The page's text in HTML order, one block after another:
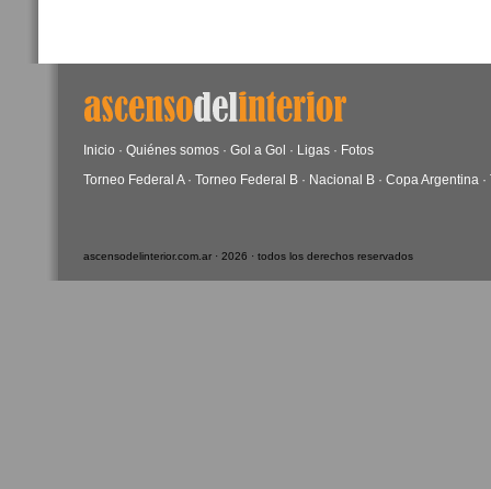
Inicio · Quiénes somos · Gol a Gol · Ligas · Fotos
Torneo Federal A· Torneo Federal B · Nacional B · Copa Argentina ·
ascensodelinterior.com.ar · 2026 · todos los derechos reservados